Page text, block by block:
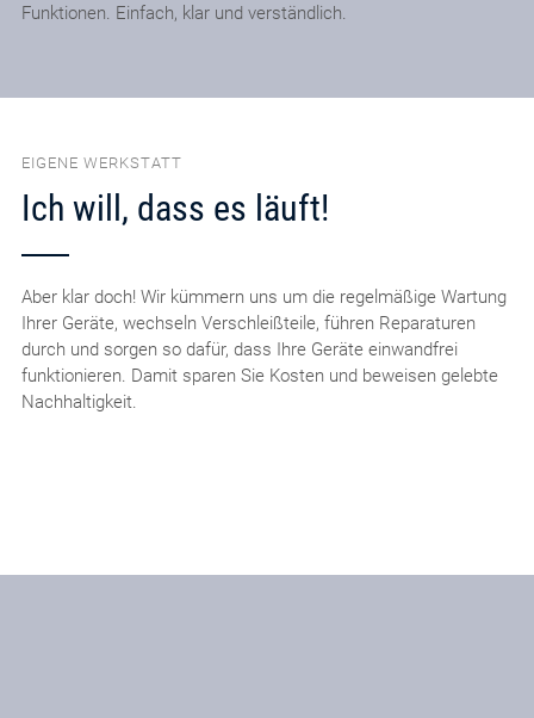
Funktionen. Einfach, klar und verständlich.
EIGENE WERKSTATT
Ich will, dass es läuft!
Aber klar doch! Wir kümmern uns um die regelmäßige Wartung
Ihrer Geräte, wechseln Verschleißteile, führen Reparaturen
durch und sorgen so dafür, dass Ihre Geräte einwandfrei
funktionieren. Damit sparen Sie Kosten und beweisen gelebte
Nachhaltigkeit.